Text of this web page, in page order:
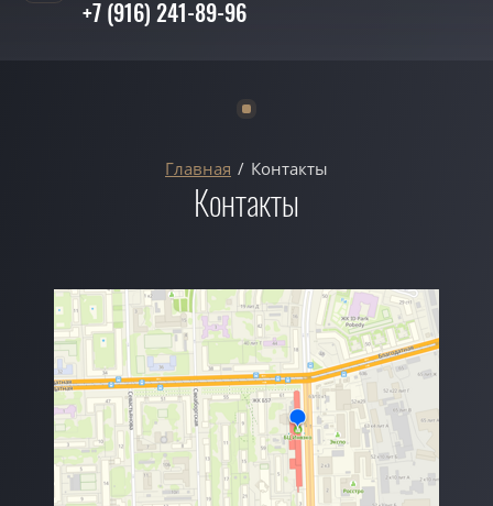
+7 (916) 241-89-96
Главная / Контакты
Контакты